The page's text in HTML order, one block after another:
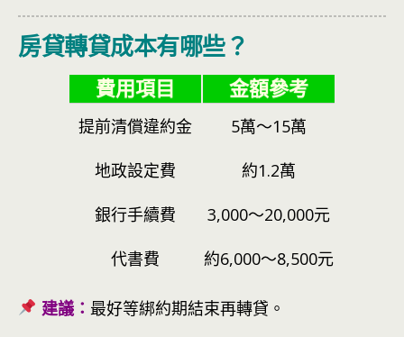
房貸轉貸成本有哪些？
費用項目 金額參考
提前清償違約金 5萬～15萬
地政設定費 約1.2萬
銀行手續費 3,000～20,000元
代書費 約6,000～8,500元
建議： 最好等綁約期結束再轉貸。